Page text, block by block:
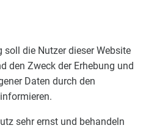
die Nutzer dieser Website
den Zweck der Erhebung und
Daten durch den
sehr ernst und behandeln